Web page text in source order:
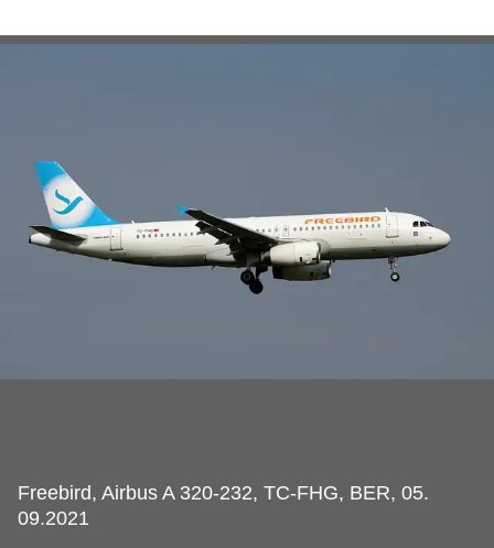
Freebird, Airbus A 320-232, TC-FHG, BER, 05.
09.2021